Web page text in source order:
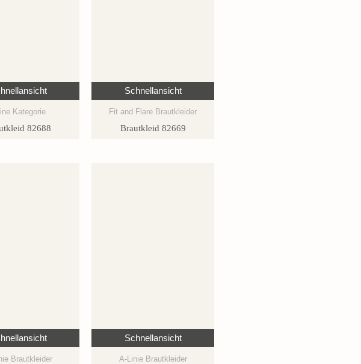
Kategorie
82688
Schnellansicht
Fit and Flare Brautkleider
Brautkleid 82669
Brautkleider
Schnellansicht
A-Linie Brautkleider